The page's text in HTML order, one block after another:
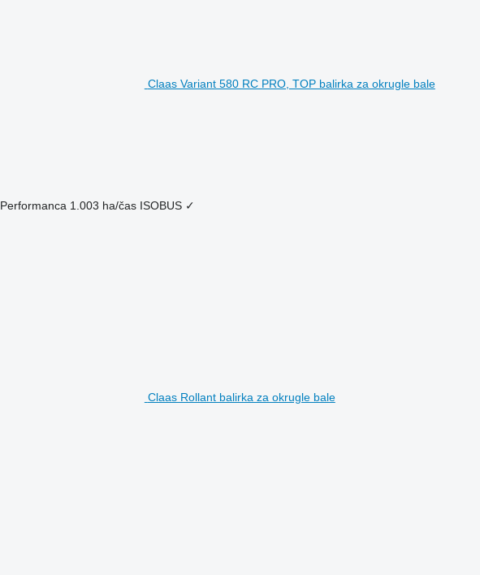
Claas Variant 580 RC PRO, TOP balirka za okrugle bale
Performanca 1.003 ha/čas ISOBUS ✓
Claas Rollant balirka za okrugle bale